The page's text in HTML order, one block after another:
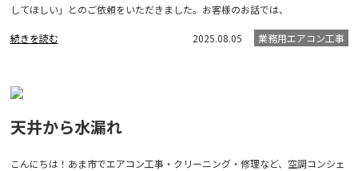
してほしい」とのご依頼をいただきました。お客様のお話では、
続きを読む 2025.08.05 業務用エアコン工事
天井から水漏れ
こんにちは！あま市でエアコン工事・クリーニング・修理など、空調コンシェ